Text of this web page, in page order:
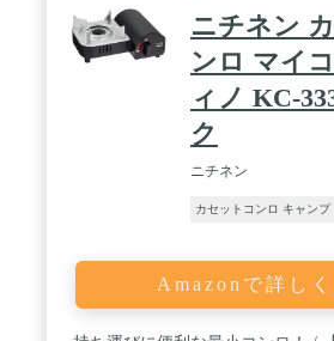
ニチネン
ンロ マイ
ィノ KC-
ク
ニチネン
カセットコンロ キャンプ
Amazonで詳しく